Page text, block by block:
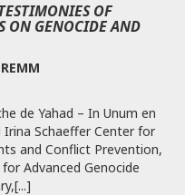
OF
ON GENOCIDE AND
de Yahad – In Unum en
Schaeffer Center for
and Conflict Prevention,
Advanced Genocide